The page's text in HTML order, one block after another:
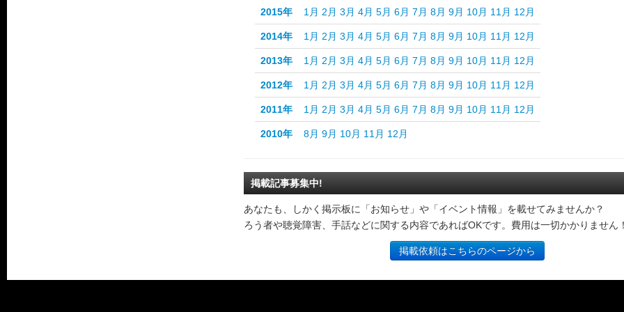
2015年 1月 2月 3月 4月 5月 6月 7月 8月 9月 10月 11月 12月
2014年 1月 2月 3月 4月 5月 6月 7月 8月 9月 10月 11月 12月
2013年 1月 2月 3月 4月 5月 6月 7月 8月 9月 10月 11月 12月
2012年 1月 2月 3月 4月 5月 6月 7月 8月 9月 10月 11月 12月
2011年 1月 2月 3月 4月 5月 6月 7月 8月 9月 10月 11月 12月
2010年 8月 9月 10月 11月 12月
掲載記事募集中!
あなたも、しかく掲示板に「お知らせ」や「イベント情報」を載せてみませんか？
ろう者や聴覚障害、手話などに関する内容であればOKです。費用は一切かかりません
掲載依頼はこちらのページから